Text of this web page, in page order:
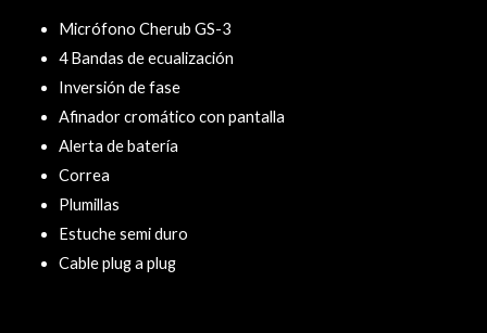
Micrófono Cherub GS-3
4 Bandas de ecualización
Inversión de fase
Afinador cromático con pantalla
Alerta de batería
Correa
Plumillas
Estuche semi duro
Cable plug a plug